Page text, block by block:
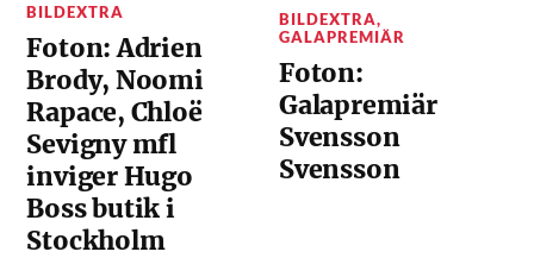
BILDEXTRA
Foton: Adrien
Brody, Noomi
Rapace, Chloë
Sevigny mfl
inviger Hugo
Boss butik i
Stockholm
BILDEXTRA,
GALAPREMIÄR
Foton:
Galapremiär
Svensson
Svensson